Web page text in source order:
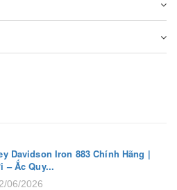
Davidson Iron 883 Chính Hãng |
– Ắc Quy...
06/2026